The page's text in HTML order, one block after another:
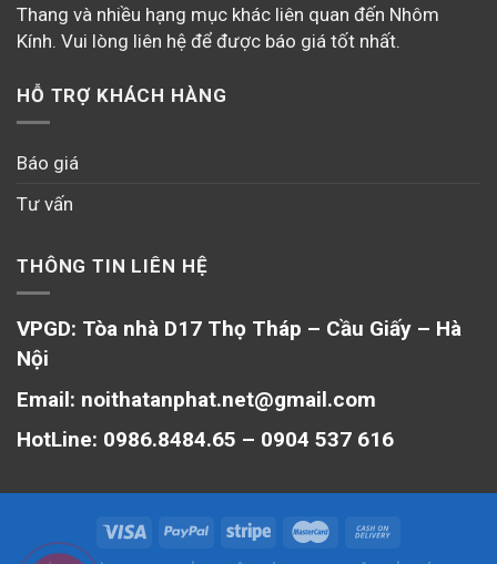
Thang và nhiều hạng mục khác liên quan đến Nhôm
Kính. Vui lòng liên hệ để được báo giá tốt nhất.
HỖ TRỢ KHÁCH HÀNG
Báo giá
Tư vấn
THÔNG TIN LIÊN HỆ
VPGD: Tòa nhà D17 Thọ Tháp – Cầu Giấy – Hà
Nội
Email: noithatanphat.net@gmail.com
HotLine: 0986.8484.65 – 0904 537 616